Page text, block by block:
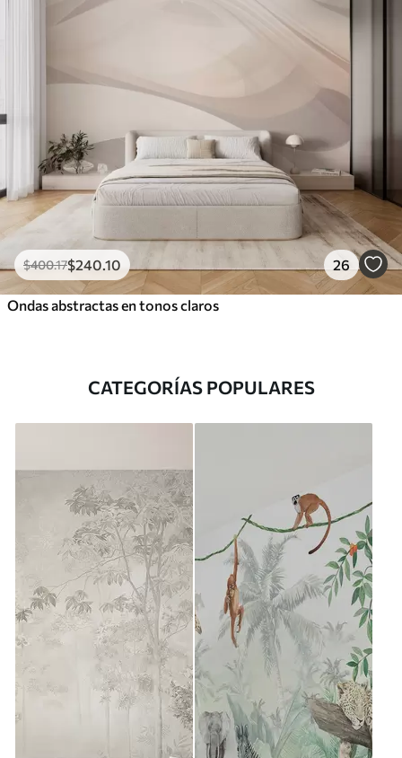
$400.17$240 .10 26
Ondas abstractas en tonos claros
CATEGORÍAS POPULARES